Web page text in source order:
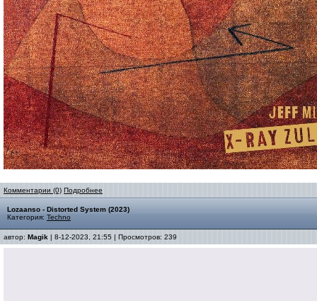
Комментарии (0) Подробнее
Lozaanso - Distorted System (2023)
Категория: Techno
автор: Magik | 8-12-2023, 21:55 | Просмотров: 239